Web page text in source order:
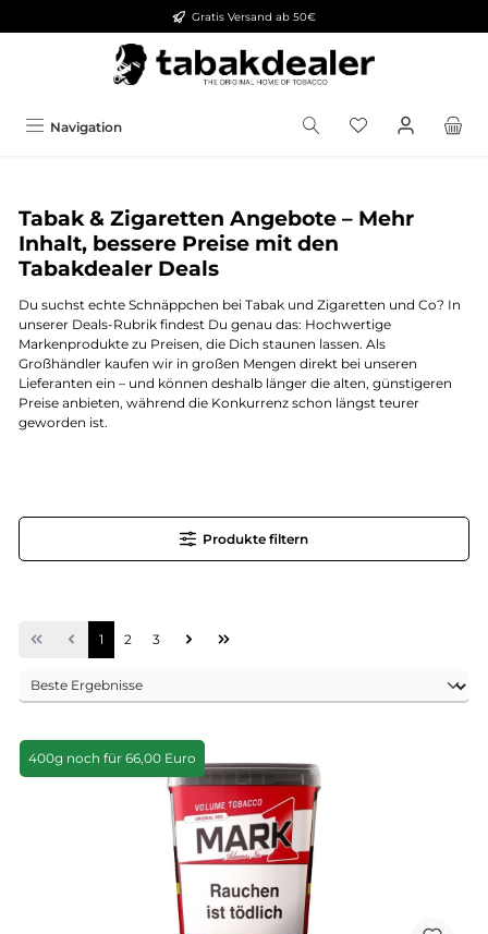
Gratis Versand ab 50€
Navigation
Tabak & Zigaretten Angebote – Mehr
Inhalt, bessere Preise mit den
Tabakdealer Deals
Du suchst echte Schnäppchen bei Tabak und Zigaretten und Co? In
unserer Deals-Rubrik findest Du genau das: Hochwertige
Markenprodukte zu Preisen, die Dich staunen lassen. Als
Großhändler kaufen wir in großen Mengen direkt bei unseren
Lieferanten ein – und können deshalb länger die alten, günstigeren
Preise anbieten, während die Konkurrenz schon längst teurer
geworden ist.
Produkte filtern
Seite
1 Seite
2 Seite
3
400g noch für 66,00 Euro